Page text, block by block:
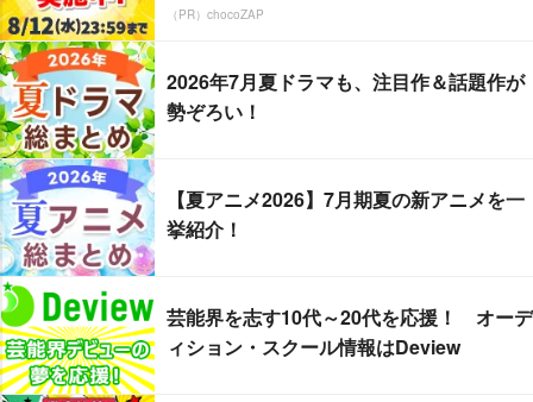
（PR）chocoZAP
2026年7月夏ドラマも、注目作＆話題作が
勢ぞろい！
【夏アニメ2026】7月期夏の新アニメを一
挙紹介！
芸能界を志す10代～20代を応援！ オーデ
ィション・スクール情報はDeview